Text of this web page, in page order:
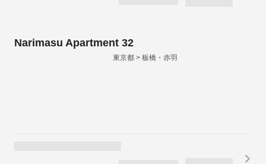
Narimasu Apartment 32
東京都 > 板橋・赤羽